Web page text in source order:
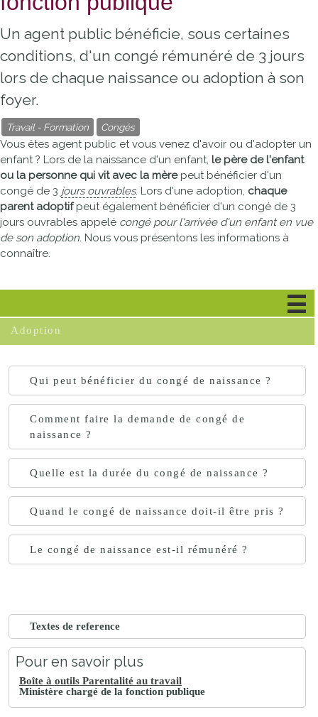
Un agent public bénéficie, sous certaines
conditions, d'un congé rémunéré de 3 jours
lors de chaque naissance ou adoption à son
foyer.
Travail - Formation Congés
Vous êtes agent public et vous venez d'avoir ou d'adopter un
enfant ? Lors de la naissance d'un enfant, le père de l'enfant
ou la personne qui vit avec la mèrepeut bénéficier d'un
congé de 3 jours ouvrables. Lors d'une adoption, chaque
parent adoptifpeut également bénéficier d'un congé de 3
jours ouvrables appelé congé pour l'arrivée d'un enfant en vue
de son adoption. Nous vous présentons les informations à
connaître.
Adoption
Qui peut bénéficier du congé de naissance ?
Comment faire la demande de congé de
naissance ?
Quelle est la durée du congé de naissance ?
Quand le congé de naissance doit-il être pris ?
Le congé de naissance est-il rémunéré ?
Textes de reference
Pour en savoir plus
Boîte à outils Parentalité au travail
Ministère chargé de la fonction publique